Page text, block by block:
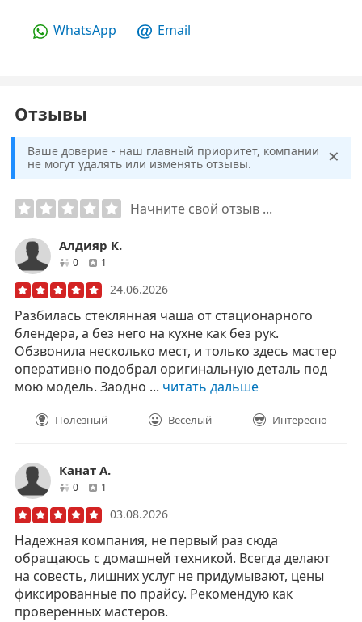
WhatsApp Email
Отзывы
Ваше доверие - наш главный приоритет, компании
не могут удалять или изменять отзывы.
×
Начните свой отзыв ...
Алдияр К.
0друзей1
24.06.2026
Разбилась стеклянная чаша от стационарного
блендера, а без него на кухне как без рук.
Обзвонила несколько мест, и только здесь мастер
оперативно подобрал оригинальную деталь под
мою модель. Заодно ... читать дальше
Полезный Весёлый Интересно
Канат А.
0друзей1
03.08.2026
Надежная компания, не первый раз сюда
обращаюсь с домашней техникой. Всегда делают
на совесть, лишних услуг не придумывают, цены
фиксированные по прайсу. Рекомендую как
проверенных мастеров.